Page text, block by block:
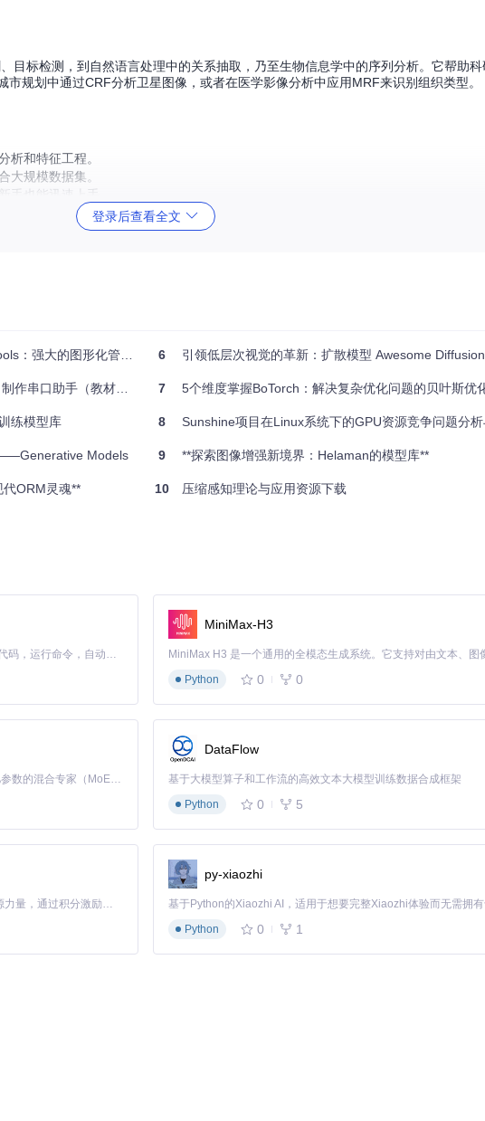
目标检测，到自然语言处理中的关系抽取，乃至生物信息学中的序列分析。它帮助
规划中通过CRF分析卫星图像，或者在医学影像分析中应用MRF来识别组织类型。
析和特征工程。
大规模数据集。
手也能迅速上手。
究还是商业开发皆适用。
都是一个值得你深入了解和掌握的利器。前往其项目网站和社区，开启你的概率图模
登录后查看全文
强大的图形化管理工具
（教材级别的宝藏内容）
练模型库
Models
ORM灵魂**
6 引领低层次视觉的革新：扩散模型 Awesome Diffusion
7 5个维度掌握BoTorch：解决复杂优化问题的贝叶斯优
8 Sunshine项目在Linux系统下的GPU资源竞争问题分
9 **探索图像增强新境界：Helaman的模型库**
10 压缩感知理论与应用资源下载
Claude Code 的开源替代方案。连接任意大模型，编辑代码，运行命令，自动验证 — 全自动执行。用 Rust 构建，极致性能。 ｜ An open-source alternative to Claude Code. Connect any LLM, edit code, run commands, and verify changes — autonomously. Built in Rust for speed. Get Started
MiniMax-H3
Python
0 0
Kimi K3 是Kimi能力最强的模型：这是一个拥有 2.8 万亿参数的混合专家（MoE）模型，具备原生视觉理解能力，并支持 100 万 token 的上下文窗口。
DataFlow
基于大模型算子和工作流的高效文本大模型训练数据合成框架
Python
0 5
「源启盛夏」暑期校园开发者成长计划旨在激活校园开源力量，通过积分激励、认证扶持、资源倾斜等形式，引导高校组织和开发者完成「入驻 — 建项目 — 做贡献 — 获认证 — 得资源」的完整闭环。无论你是想带领社团入驻平台的组织者，还是希望用代码贡献证明自己的开发者，都能在这里找到属于你的成长路径。
py-xiaozhi
Python
0 1